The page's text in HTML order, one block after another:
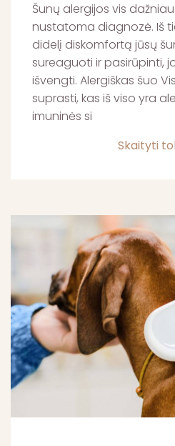
Šunų alergijos vis
nustatoma diagnozė. Iš
didelį diskomfortą jūsų
sureaguoti ir pasirūpinti,
išvengti. Alergiškas šuo
suprasti, kas iš viso yra
imuninės si
Skaityti